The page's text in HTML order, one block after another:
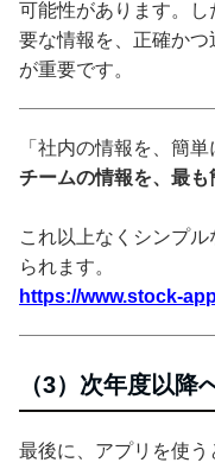
可能性があります。
要な情報を、正確か
が重要です。
「社内の情報を、簡
チームの情報を、最も
これ以上なくシンプ
られます。
https://www.stock-
（3）次年度以降
最後に、アプリを使う